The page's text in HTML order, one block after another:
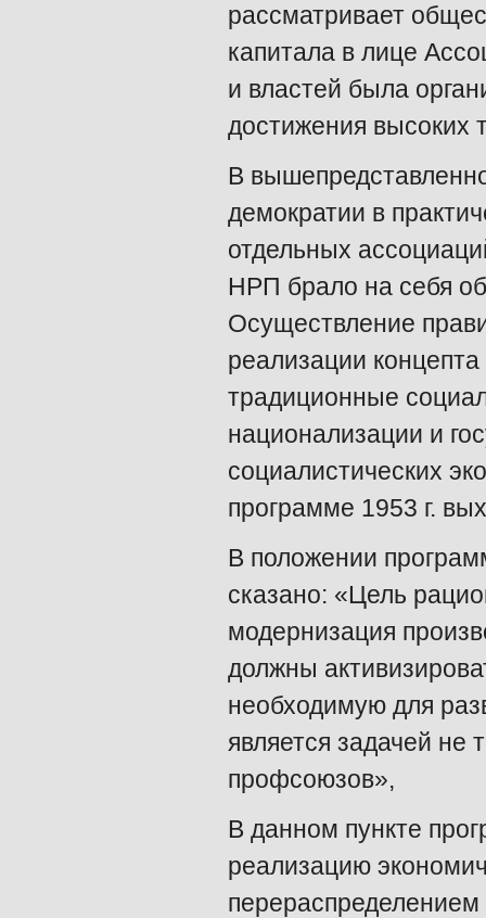
рассматривает
капитала в лице
и властей была
достижения высоких
В
демократии в
отдельных
НРП брало на себя
Осуществление
реализации
традиционные
национализации и
социалистических
программе 1953 г.
В положении
сказано: «Цель
модернизация
должны
необходимую для
является задачей не
профсоюзов»,
В данном пункте
реализацию